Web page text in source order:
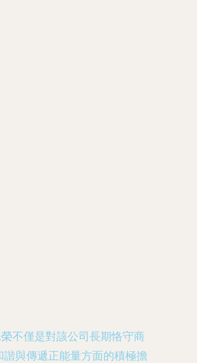
不僅是對該公司長期恪守商
與傳遞正能量方面的積極擔